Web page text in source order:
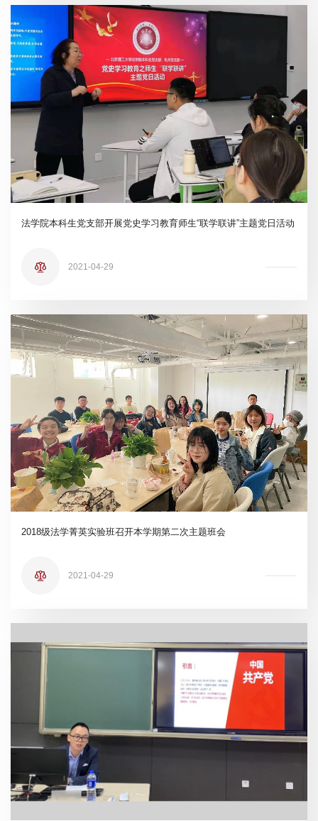
法学院本科生党支部开展党史学习教育师生“联学联讲”主题党日活动
2021-04-29
2018级法学菁英实验班召开本学期第二次主题班会
2021-04-29